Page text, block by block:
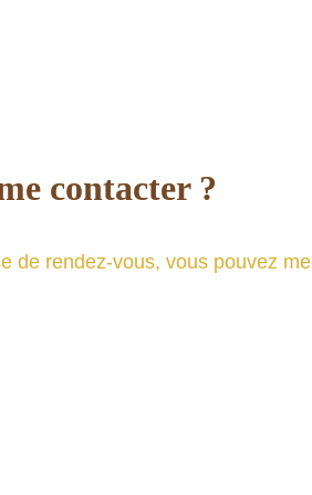
contacter ?
de rendez-vous, vous pouvez me